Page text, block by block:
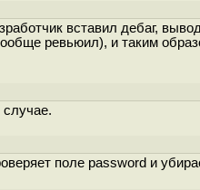
вставил дебаг,
ревьюил), и таким
поле password и